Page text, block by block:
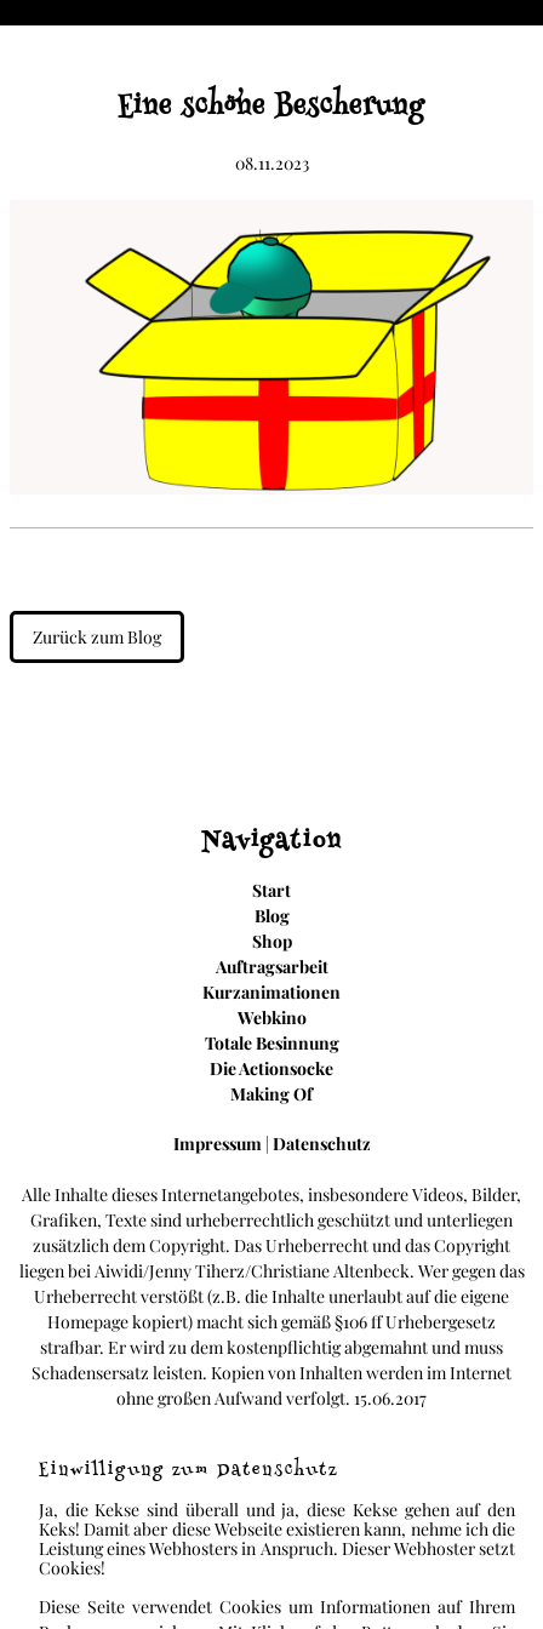
Eine schöne Bescherung
08.11.2023
Zurück zum Blog
Impressum | Datenschutz
Alle Inhalte dieses Internetangebotes, insbesondere Videos, Bilder,
Grafiken, Texte sind urheberrechtlich geschützt und unterliegen
zusätzlich dem Copyright. Das Urheberrecht und das Copyright
liegen bei Aiwidi/Jenny Tiherz/Christiane Altenbeck. Wer gegen das
Urheberrecht verstößt (z.B. die Inhalte unerlaubt auf die eigene
Homepage kopiert) macht sich gemäß §106 ff Urhebergesetz
strafbar. Er wird zu dem kostenpflichtig abgemahnt und muss
Schadensersatz leisten. Kopien von Inhalten werden im Internet
ohne großen Aufwand verfolgt. 15.06.2017
Navigation
Start
Blog
Shop
Auftragsarbeit
Kurzanimationen
Webkino
Totale Besinnung
Die Actionsocke
Making Of
Einwilligung zum Datenschutz
Ja, die Kekse sind überall und ja, diese Kekse gehen auf den
Keks! Damit aber diese Webseite existieren kann, nehme ich die
Leistung eines Webhosters in Anspruch. Dieser Webhoster setzt
Cookies!
Diese Seite verwendet Cookies um Informationen auf Ihrem